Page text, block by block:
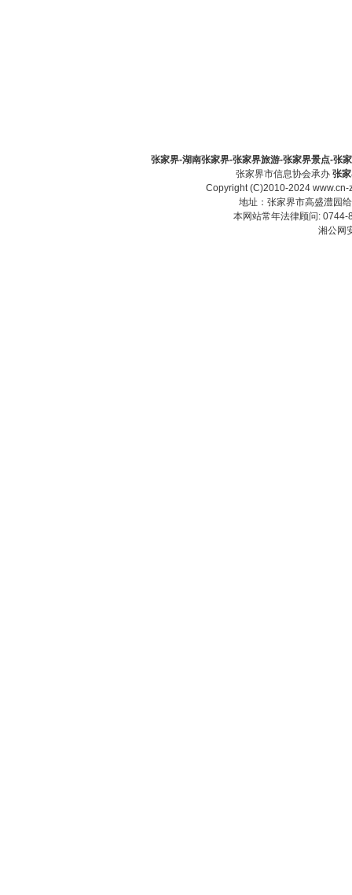
张家界-湖南张家界-张家界旅游-张家界景点-张
张家界市信息协会承办 张
Copyright (C)2010-2024
地址：张家界市高盛澧园
本网站常年法律顾问:
湘公网